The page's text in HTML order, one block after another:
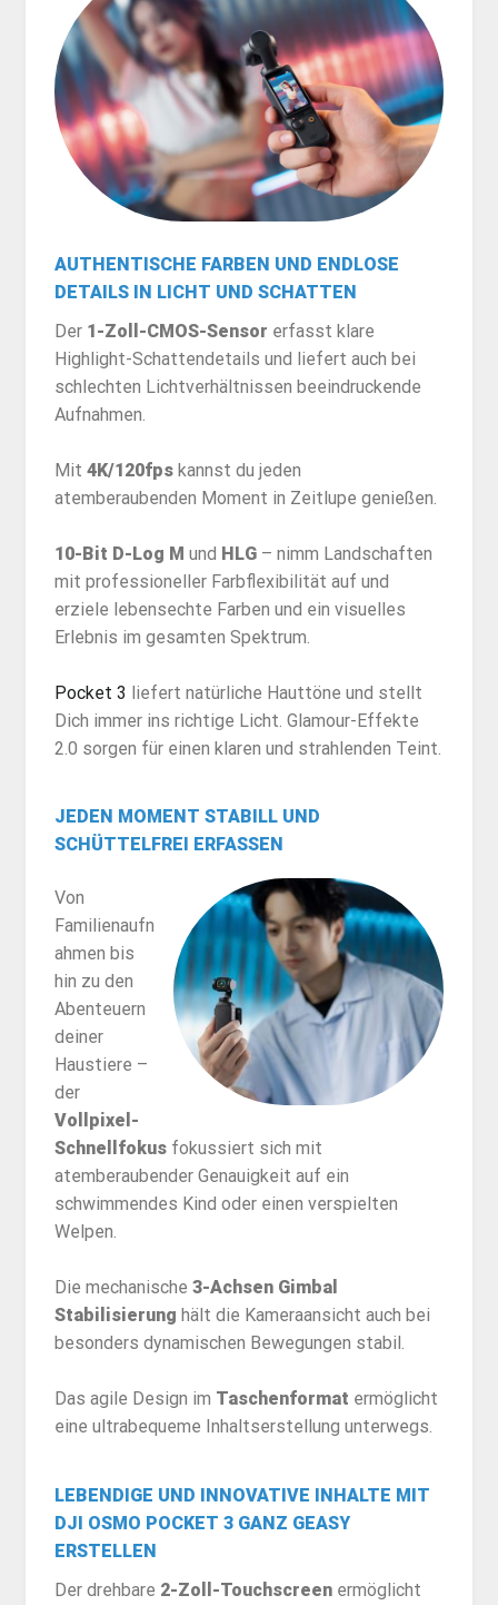
AUTHENTISCHE FARBEN UND ENDLOSE
DETAILS IN LICHT UND SCHATTEN
Der 1-Zoll-CMOS-Sensor erfasst klare
Highlight-Schattendetails und liefert auch bei
schlechten Lichtverhältnissen beeindruckende
Aufnahmen.
Mit 4K/120fpskannst du jeden
atemberaubenden Moment in Zeitlupe genießen.
10-Bit D-Log M und HLG– nimm Landschaften
mit professioneller Farbflexibilität auf und
erziele lebensechte Farben und ein visuelles
Erlebnis im gesamten Spektrum.
Pocket 3 liefert natürliche Hauttöne und stellt
Dich immer ins richtige Licht. Glamour-Effekte
2.0 sorgen für einen klaren und strahlenden Teint.
JEDEN MOMENT STABILL UND
SCHÜTTELFREI ERFASSEN
Von
Familienaufn
ahmen bis
hin zu den
Abenteuern
deiner
Haustiere –
der
Vollpixel-
Schnellfokusfokussiert sich mit
atemberaubender Genauigkeit auf ein
schwimmendes Kind oder einen verspielten
Welpen.
Die mechanische 3-Achsen Gimbal
Stabilisierung hält die Kameraansicht auch bei
besonders dynamischen Bewegungen stabil.
Das agile Design im Taschenformat ermöglicht
eine ultrabequeme Inhaltserstellung unterwegs.
LEBENDIGE UND INNOVATIVE INHALTE MIT
DJI OSMO POCKET 3GANZ GEASY
ERSTELLEN
Der drehbare 2-Zoll-Touchscreenermöglicht